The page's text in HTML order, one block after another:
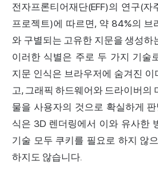
전자프론티어재단(EFF)의 연구(
프로젝트)에 따르면, 약 84%의 브
와 구별되는 고유한 지문을 생성하
이러한 식별은 주로 두 가지 기술
지문 인식은 브라우저에 숨겨진
고, 그래픽 하드웨어와 드라이버의
물을 사용자의 것으로 확실하게
식은 3D 렌더링에서 이와 유사한
기술 모두 쿠키를 필요로 하지 않
하지도 않습니다.